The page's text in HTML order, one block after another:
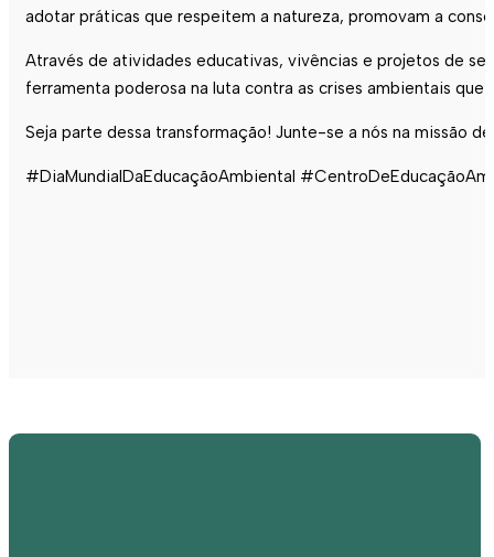
adotar práticas que respeitem a natureza, promovam a
Através de atividades educativas, vivências e projetos de
ferramenta poderosa na luta contra as crises ambientais que
Seja parte dessa transformação! Junte-se a nós na missão
#DiaMundialDaEducaçãoAmbiental